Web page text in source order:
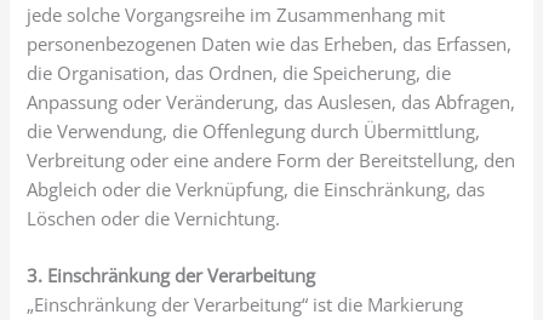
jede solche Vorgangsreihe im Zusammenhang mit
personenbezogenen Daten wie das Erheben, das Erfassen,
die Organisation, das Ordnen, die Speicherung, die
Anpassung oder Veränderung, das Auslesen, das Abfragen,
die Verwendung, die Offenlegung durch Übermittlung,
Verbreitung oder eine andere Form der Bereitstellung, den
Abgleich oder die Verknüpfung, die Einschränkung, das
Löschen oder die Vernichtung.
3. Einschränkung der Verarbeitung
„Einschränkung der Verarbeitung“ ist die Markierung